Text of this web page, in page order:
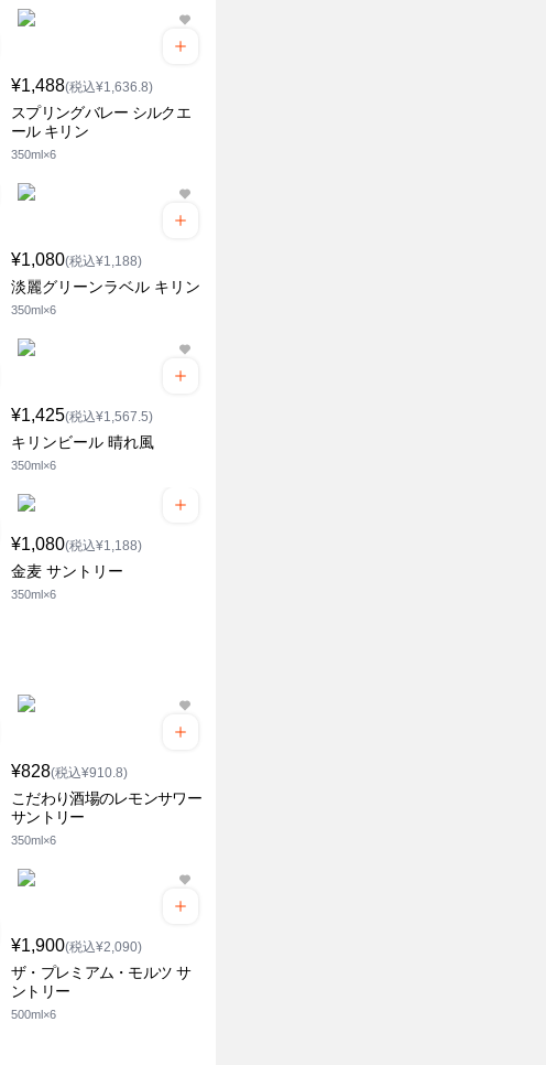
¥1,488(税込¥1,636.8)
スプリングバレー シルクエ
ール キリン
350ml×6
¥1,080(税込¥1,188)
淡麗グリーンラベル キリン
350ml×6
¥1,425(税込¥1,567.5)
キリンビール 晴れ風
350ml×6
¥1,080(税込¥1,188)
金麦 サントリー
350ml×6
¥828(税込¥910.8)
こだわり酒場のレモンサワー
サントリー
350ml×6
¥1,900(税込¥2,090)
ザ・プレミアム・モルツ サ
ントリー
500ml×6